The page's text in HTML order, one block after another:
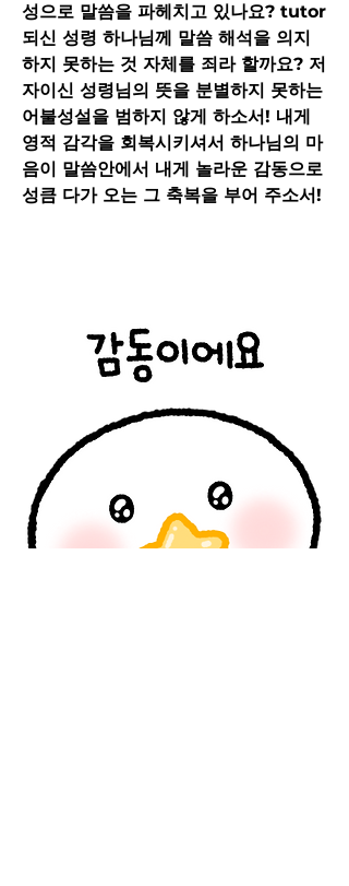
성으로 말씀을 파헤치고 있나요? tutor
되신 성령 하나님께 말씀 해석을 의지
하지 못하는 것 자체를 죄라 할까요? 저
자이신 성령님의 뜻을 분별하지 못하는
어불성설을 범하지 않게 하소서! 내게
영적 감각을 회복시키셔서 하나님의 마
음이 말씀안에서 내게 놀라운 감동으로
성큼 다가 오는 그 축복을 부어 주소서!